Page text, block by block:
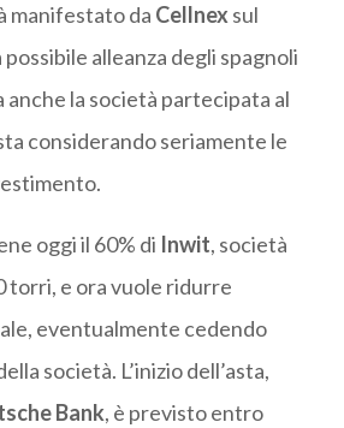
manifestato da Cellnexsul
alleanza degli spagnoli
anche la società partecipata al
considerando seriamente le
oggi il 60% di Inwit, società
torri, e ora vuole ridurre
eventualmente cedendo
società. L’inizio dell’asta,
Bank, è previsto entro